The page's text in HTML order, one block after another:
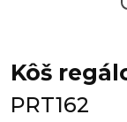
Kôš
PRT162